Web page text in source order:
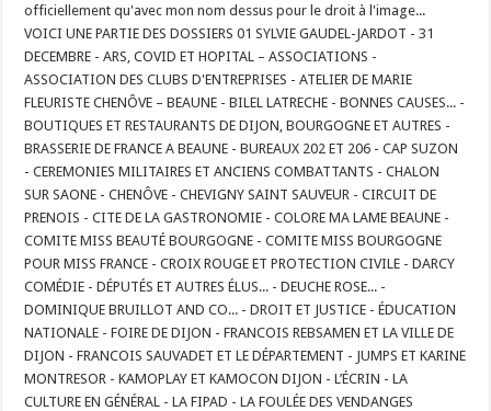
officiellement qu'avec mon nom dessus pour le droit à l'image...
VOICI UNE PARTIE DES DOSSIERS 01 SYLVIE GAUDEL-JARDOT - 31
DECEMBRE - ARS, COVID ET HOPITAL – ASSOCIATIONS -
ASSOCIATION DES CLUBS D'ENTREPRISES - ATELIER DE MARIE
FLEURISTE CHENÔVE – BEAUNE - BILEL LATRECHE - BONNES CAUSES... -
BOUTIQUES ET RESTAURANTS DE DIJON, BOURGOGNE ET AUTRES -
BRASSERIE DE FRANCE A BEAUNE - BUREAUX 202 ET 206 - CAP SUZON
- CEREMONIES MILITAIRES ET ANCIENS COMBATTANTS - CHALON
SUR SAONE - CHENÔVE - CHEVIGNY SAINT SAUVEUR - CIRCUIT DE
PRENOIS - CITE DE LA GASTRONOMIE - COLORE MA LAME BEAUNE -
COMITE MISS BEAUTÉ BOURGOGNE - COMITE MISS BOURGOGNE
POUR MISS FRANCE - CROIX ROUGE ET PROTECTION CIVILE - DARCY
COMÉDIE - DÉPUTÉS ET AUTRES ÉLUS... - DEUCHE ROSE... -
DOMINIQUE BRUILLOT AND CO... - DROIT ET JUSTICE - ÉDUCATION
NATIONALE - FOIRE DE DIJON - FRANCOIS REBSAMEN ET LA VILLE DE
DIJON - FRANCOIS SAUVADET ET LE DÉPARTEMENT - JUMPS ET KARINE
MONTRESOR - KAMOPLAY ET KAMOCON DIJON - L’ÉCRIN - LA
CULTURE EN GÉNÉRAL - LA FIPAD - LA FOULÉE DES VENDANGES